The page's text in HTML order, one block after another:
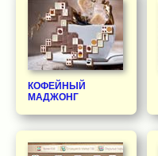
КОФЕЙНЫЙ
МАДЖОНГ